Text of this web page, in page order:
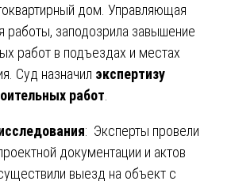
дом. Управляющая
работы, заподозрила завышение
работ в подъездах и местах
Суд назначил экспертизу
работ
: Эксперты провели
документации и актов
выезд на объект с